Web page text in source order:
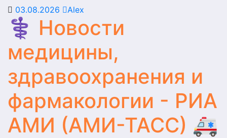
03.08.2026 Alex
⚕️ Новости
медицины,
здравоохранения и
фармакологии - РИА
АМИ (АМИ-ТАСС) 🚑